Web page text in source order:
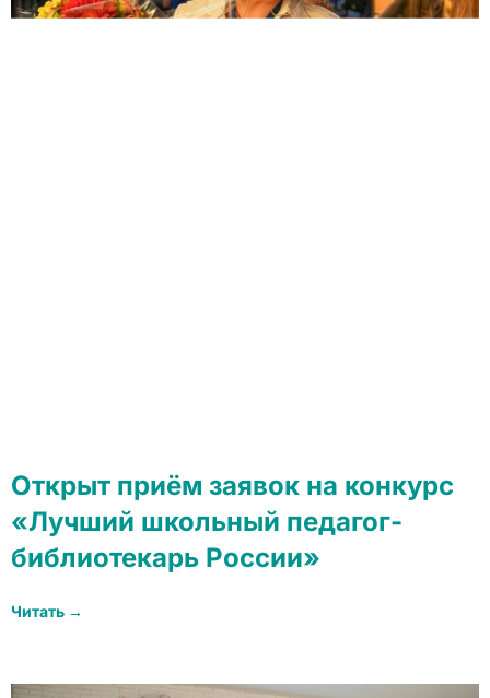
Открыт приём заявок на конкурс
«Лучший школьный педагог-
библиотекарь России»
Читать →